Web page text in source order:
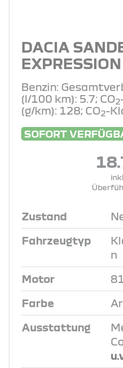
DACIA
Benzin:
(l/100 km): 5.7; CO2
(g/km): 128; CO2-
SOFORT
Zustand
Fahrzeugtyp
n
Motor
Farbe
Ausstattung